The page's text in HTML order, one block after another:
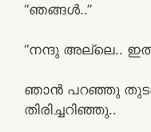
“ഞങ്ങൾ..”
“നന്ദു അല്ലെ..
ഞാൻ പറഞ്ഞു
തിരിച്ചറിഞ്ഞു..